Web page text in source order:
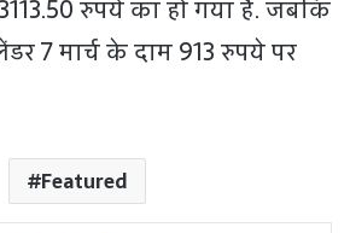
रुपये का हो गया है. जबकि
7 मार्च के दाम 913 रुपये पर
Featured